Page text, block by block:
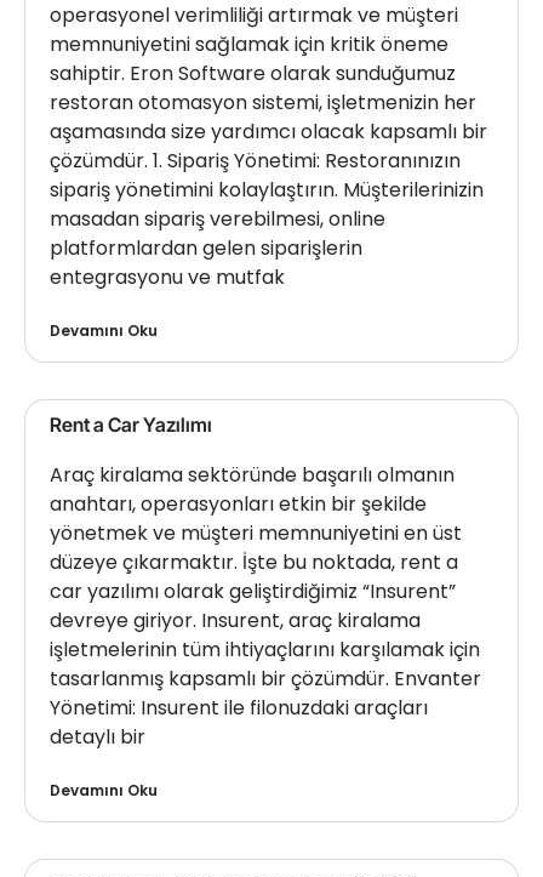
operasyonel verimliliği artırmak ve müşteri
memnuniyetini sağlamak için kritik öneme
sahiptir. Eron Software olarak sunduğumuz
restoran otomasyon sistemi, işletmenizin her
aşamasında size yardımcı olacak kapsamlı bir
çözümdür. 1. Sipariş Yönetimi: Restoranınızın
sipariş yönetimini kolaylaştırın. Müşterilerinizin
masadan sipariş verebilmesi, online
platformlardan gelen siparişlerin
entegrasyonu ve mutfak
Devamını Oku
Rent a Car Yazılımı
Araç kiralama sektöründe başarılı olmanın
anahtarı, operasyonları etkin bir şekilde
yönetmek ve müşteri memnuniyetini en üst
düzeye çıkarmaktır. İşte bu noktada, rent a
car yazılımı olarak geliştirdiğimiz “Insurent”
devreye giriyor. Insurent, araç kiralama
işletmelerinin tüm ihtiyaçlarını karşılamak için
tasarlanmış kapsamlı bir çözümdür. Envanter
Yönetimi: Insurent ile filonuzdaki araçları
detaylı bir
Devamını Oku